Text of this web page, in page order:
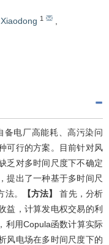
1
备电厂高能耗、高污染问
可行的方案。目前针对风
乏对多时间尺度下不确定
提出了一种基于多时间尺
。
【方法】
首先，分析
益，计算发电权交易的利
利用Copula函数计算实际
风电场在多时间尺度下的